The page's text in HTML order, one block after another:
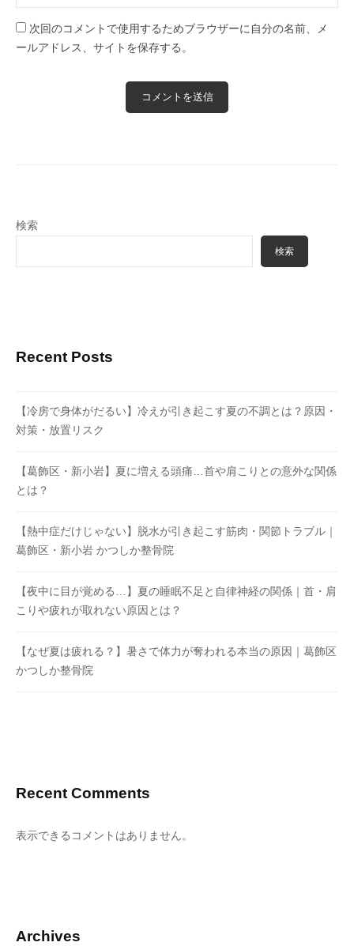
次回のコメントで使用するためブラウザーに自分の名前、メ
ールアドレス、サイトを保存する。
検索
検索
Recent Posts
【冷房で身体がだるい】冷えが引き起こす夏の不調とは？原因・
対策・放置リスク
【葛飾区・新小岩】夏に増える頭痛…首や肩こりとの意外な関係
とは？
【熱中症だけじゃない】脱水が引き起こす筋肉・関節トラブル｜
葛飾区・新小岩 かつしか整骨院
【夜中に目が覚める…】夏の睡眠不足と自律神経の関係｜首・肩
こりや疲れが取れない原因とは？
【なぜ夏は疲れる？】暑さで体力が奪われる本当の原因｜葛飾区
かつしか整骨院
Recent Comments
表示できるコメントはありません。
Archives